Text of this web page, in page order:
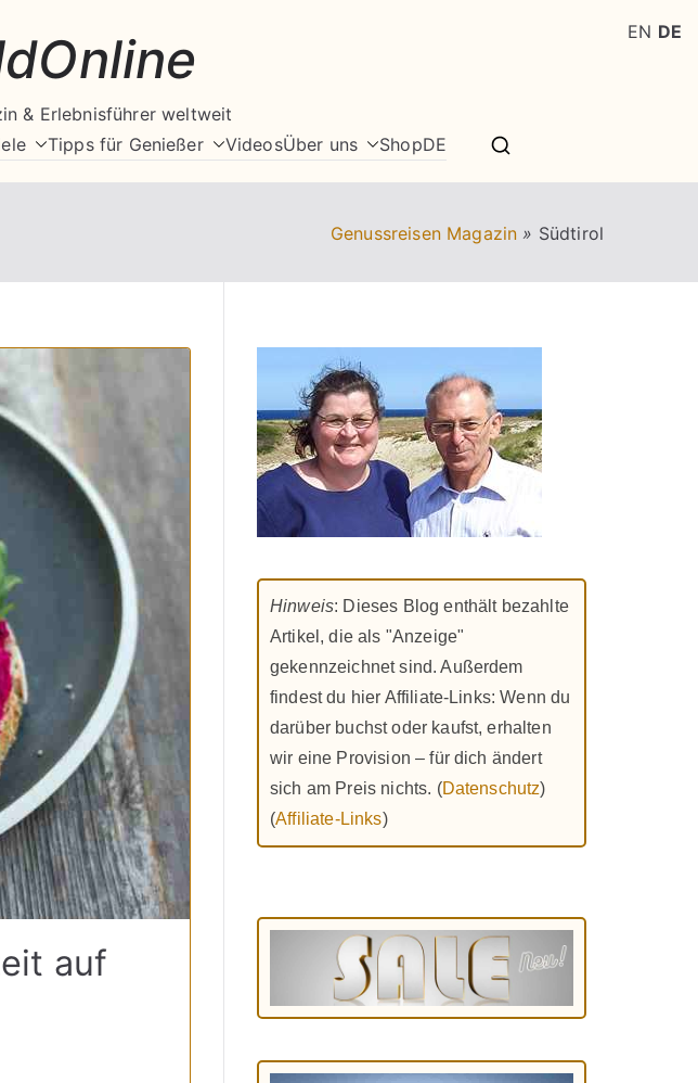
& Erlebnisführer weltweit
Tipps für Genießer VideosÜber uns ShopDE
Genussreisen Magazin » Südtirol
auf
Hinweis: Dieses Blog enthält bezahlte
Artikel, die als "Anzeige"
gekennzeichnet sind. Außerdem
findest du hier Affiliate-Links: Wenn du
darüber buchst oder kaufst, erhalten
wir eine Provision – für dich ändert
sich am Preis nichts. (Datenschutz)
(Affiliate-Links)
EN DE